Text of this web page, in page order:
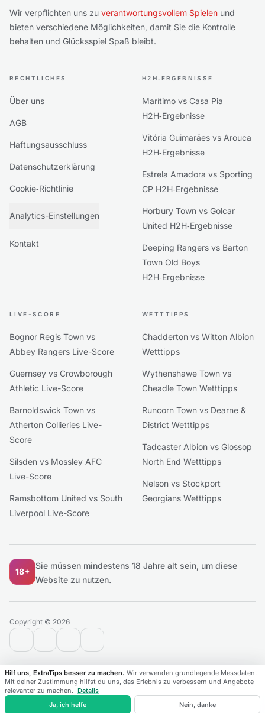
Spiele
Wir verpflichten uns zu verantwortungsvollem Spielen und
bieten verschiedene Möglichkeiten, damit Sie die Kontrolle
behalten und Glücksspiel Spaß bleibt.
RECHTLICHES
Über uns
AGB
Haftungsausschluss
Datenschutzerklärung
Cookie‑Richtlinie
Analytics-Einstellungen
Kontakt
H2H‑ERGEBNISSE
Marítimo vs Casa Pia
H2H‑Ergebnisse
Vitória Guimarães vs Arouca
H2H‑Ergebnisse
Estrela Amadora vs Sporting
CP H2H‑Ergebnisse
Horbury Town vs Golcar
United H2H‑Ergebnisse
Deeping Rangers vs Barton
Town Old Boys
H2H‑Ergebnisse
LIVE-SCORE
Bognor Regis Town vs
Abbey Rangers Live-Score
Guernsey vs Crowborough
Athletic Live-Score
Barnoldswick Town vs
Atherton Collieries Live-
Score
Silsden vs Mossley AFC
Live-Score
Ramsbottom United vs South
Liverpool Live-Score
WETTTIPPS
Chadderton vs Witton Albion
Wetttipps
Wythenshawe Town vs
Cheadle Town Wetttipps
Runcorn Town vs Dearne &
District Wetttipps
Tadcaster Albion vs Glossop
North End Wetttipps
Nelson vs Stockport
Georgians Wetttipps
18+
Sie müssen mindestens 18 Jahre alt sein, um diese
Website zu nutzen.
contact@extratips.com
youtubetwitter reddit
Copyright © 2026
Hilf uns, ExtraTips besser zu machen. Wir verwenden grundlegende Messdaten.
Mit deiner Zustimmung hilfst du uns, das Erlebnis zu verbessern und Angebote
relevanter zu machen. Details
Ja, ich helfe
Nein, danke